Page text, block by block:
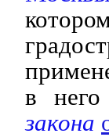
в него
закона